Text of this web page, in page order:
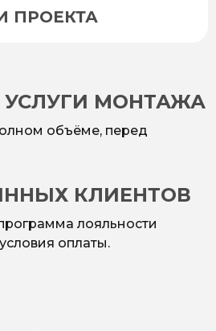
ПРОЕКТА
УСЛУГИ МОНТАЖА
объёме, перед
КЛИЕНТОВ
лояльности
оплаты.